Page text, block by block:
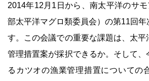
2014年12月1日から、南太平洋のサ
部太平洋マグロ類委員会）の第11回年
す。この会議での重要な課題は、太
管理措置案が採択できるか。そして
るカツオの漁業管理措置についての